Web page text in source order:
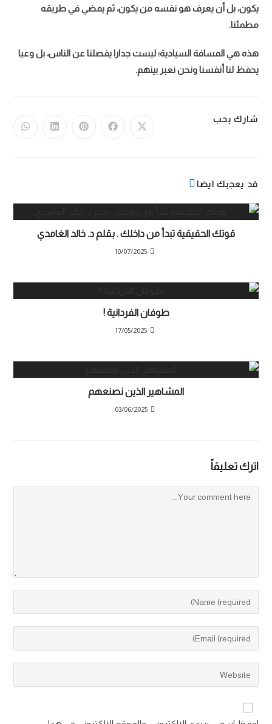
سلطان بن أحمد ال عمر يحتفل بعقد قرانه في المجاردة
إسبانيا تحقق بطولة كأس العالم للمرة الثانية بعد فوز ساحق
وسيطرة تامة على المباراة
يكون، بل أن يعرف هو نفسه من يكون، ثم يمضي في طريقه
مطمئنا.
هذه هي المسافة السيادية؛ ليست جدارا يفصلنا عن الناس، بل وعيا
يحفظ لنا أنفسنا ونحن نعبر بينهم.
شارك بحب
قد يعجبك ايضا
قوتك الحقيقية تبدأ من داخلك . بقلم د. خالد الغامدي
10/07/2025
طوفان الفردانية !
17/05/2025
المشاهير الذين نصنعهم
03/06/2025
اترك تعليقاً